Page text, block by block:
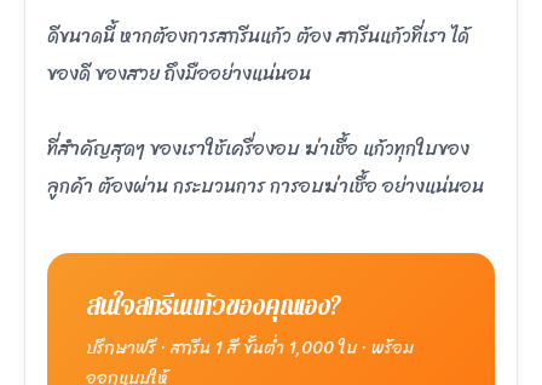
ดีขนาดนี้ หากต้องการสกรีนแก้ว ต้อง สกรีนแก้วที่เรา ได้
ของดี ของสวย ถึงมืออย่างแน่นอน
ที่สำคัญสุดๆ ของเราใช้เครื่องอบ ฆ่าเชื้อ แก้วทุกใบของ
ลูกค้า ต้องผ่าน กระบวนการ การอบฆ่าเชื้อ อย่างแน่นอน
สนใจสกรีนแก้วของคุณเอง?
ปรึกษาฟรี · สกรีน 1 สี ขั้นต่ำ 1,000 ใบ · พร้อม
ออกแบบให้